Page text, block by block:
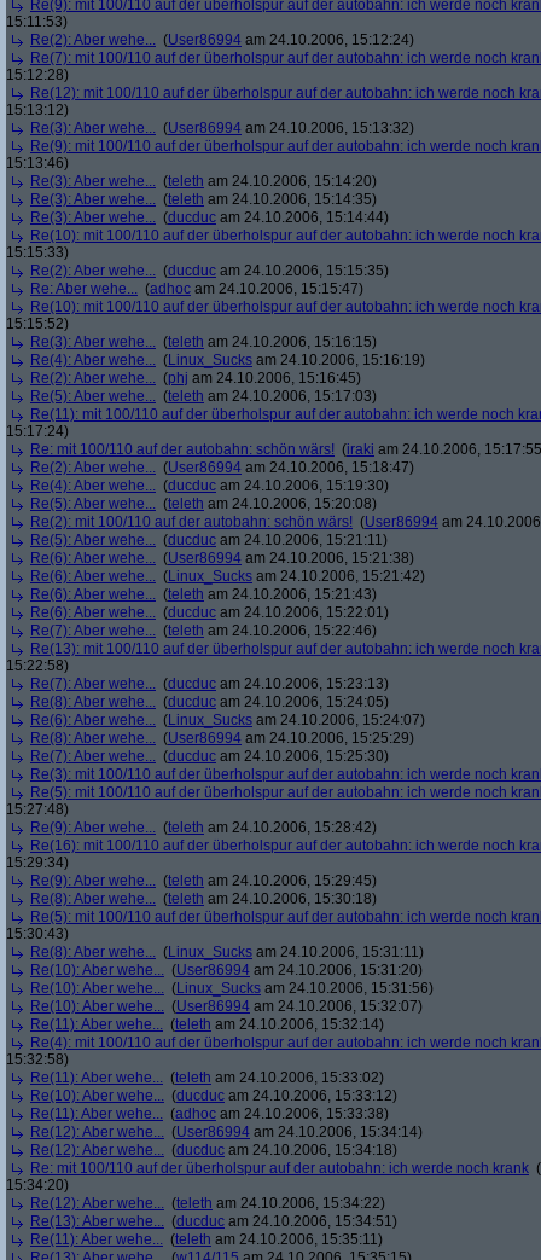
Re(9): mit 100/110 auf der überholspur auf der autobahn: ich werde noch
15:11:53)
Re(2): Aber wehe... (User86994 am 24.10.2006, 15:12:24)
Re(7): mit 100/110 auf der überholspur auf der autobahn: ich werde noch
15:12:28)
Re(12): mit 100/110 auf der überholspur auf der autobahn: ich werde noch
15:13:12)
Re(3): Aber wehe... (User86994 am 24.10.2006, 15:13:32)
Re(9): mit 100/110 auf der überholspur auf der autobahn: ich werde noch
15:13:46)
Re(3): Aber wehe... (teleth am 24.10.2006, 15:14:20)
Re(3): Aber wehe... (teleth am 24.10.2006, 15:14:35)
Re(3): Aber wehe... (ducduc am 24.10.2006, 15:14:44)
Re(10): mit 100/110 auf der überholspur auf der autobahn: ich werde noch
15:15:33)
Re(2): Aber wehe... (ducduc am 24.10.2006, 15:15:35)
Re: Aber wehe... (adhoc am 24.10.2006, 15:15:47)
Re(10): mit 100/110 auf der überholspur auf der autobahn: ich werde noch
15:15:52)
Re(3): Aber wehe... (teleth am 24.10.2006, 15:16:15)
Re(4): Aber wehe... (Linux_Sucks am 24.10.2006, 15:16:19)
Re(2): Aber wehe... (phj am 24.10.2006, 15:16:45)
Re(5): Aber wehe... (teleth am 24.10.2006, 15:17:03)
Re(11): mit 100/110 auf der überholspur auf der autobahn: ich werde noch
15:17:24)
Re: mit 100/110 auf der autobahn: schön wärs! (iraki am 24.10.2006,
Re(2): Aber wehe... (User86994 am 24.10.2006, 15:18:47)
Re(4): Aber wehe... (ducduc am 24.10.2006, 15:19:30)
Re(5): Aber wehe... (teleth am 24.10.2006, 15:20:08)
Re(2): mit 100/110 auf der autobahn: schön wärs! (User86994 am
Re(5): Aber wehe... (ducduc am 24.10.2006, 15:21:11)
Re(6): Aber wehe... (User86994 am 24.10.2006, 15:21:38)
Re(6): Aber wehe... (Linux_Sucks am 24.10.2006, 15:21:42)
Re(6): Aber wehe... (teleth am 24.10.2006, 15:21:43)
Re(6): Aber wehe... (ducduc am 24.10.2006, 15:22:01)
Re(7): Aber wehe... (teleth am 24.10.2006, 15:22:46)
Re(13): mit 100/110 auf der überholspur auf der autobahn: ich werde noch
15:22:58)
Re(7): Aber wehe... (ducduc am 24.10.2006, 15:23:13)
Re(8): Aber wehe... (ducduc am 24.10.2006, 15:24:05)
Re(6): Aber wehe... (Linux_Sucks am 24.10.2006, 15:24:07)
Re(8): Aber wehe... (User86994 am 24.10.2006, 15:25:29)
Re(7): Aber wehe... (ducduc am 24.10.2006, 15:25:30)
Re(3): mit 100/110 auf der überholspur auf der autobahn: ich werde noch
Re(5): mit 100/110 auf der überholspur auf der autobahn: ich werde noch
15:27:48)
Re(9): Aber wehe... (teleth am 24.10.2006, 15:28:42)
Re(16): mit 100/110 auf der überholspur auf der autobahn: ich werde noch
15:29:34)
Re(9): Aber wehe... (teleth am 24.10.2006, 15:29:45)
Re(8): Aber wehe... (teleth am 24.10.2006, 15:30:18)
Re(5): mit 100/110 auf der überholspur auf der autobahn: ich werde noch
15:30:43)
Re(8): Aber wehe... (Linux_Sucks am 24.10.2006, 15:31:11)
Re(10): Aber wehe... (User86994 am 24.10.2006, 15:31:20)
Re(10): Aber wehe... (Linux_Sucks am 24.10.2006, 15:31:56)
Re(10): Aber wehe... (User86994 am 24.10.2006, 15:32:07)
Re(11): Aber wehe... (teleth am 24.10.2006, 15:32:14)
Re(4): mit 100/110 auf der überholspur auf der autobahn: ich werde noch
15:32:58)
Re(11): Aber wehe... (teleth am 24.10.2006, 15:33:02)
Re(10): Aber wehe... (ducduc am 24.10.2006, 15:33:12)
Re(11): Aber wehe... (adhoc am 24.10.2006, 15:33:38)
Re(12): Aber wehe... (User86994 am 24.10.2006, 15:34:14)
Re(12): Aber wehe... (ducduc am 24.10.2006, 15:34:18)
Re: mit 100/110 auf der überholspur auf der autobahn: ich werde noch krank (
15:34:20)
Re(12): Aber wehe... (teleth am 24.10.2006, 15:34:22)
Re(13): Aber wehe... (ducduc am 24.10.2006, 15:34:51)
Re(11): Aber wehe... (teleth am 24.10.2006, 15:35:11)